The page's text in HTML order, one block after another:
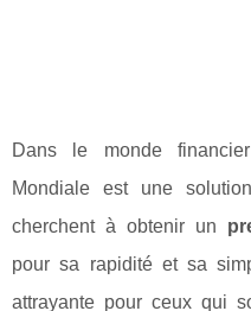
Dans le monde
Mondiale est une
cherchent à obtenir un
pour sa rapidité et sa
attrayante pour ceux qui